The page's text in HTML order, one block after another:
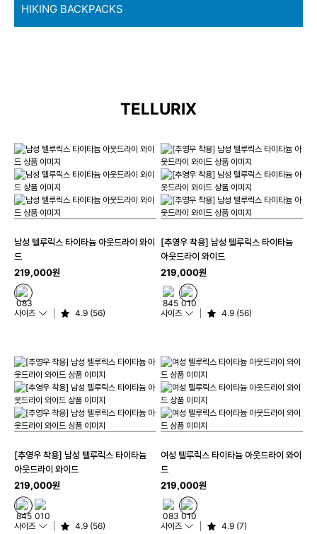
TELLURIX
남성 텔루릭스 타이타늄 아웃드라이 와이
드
219,000원
사이즈 4.9 (56)
[추영우 착용] 남성 텔루릭스 타이타늄
아웃드라이 와이드
219,000원
사이즈 4.9 (56)
[추영우 착용] 남성 텔루릭스 타이타늄
아웃드라이 와이드
219,000원
사이즈 4.9 (56)
여성 텔루릭스 타이타늄 아웃드라이 와이
드
219,000원
사이즈 4.9 (7)